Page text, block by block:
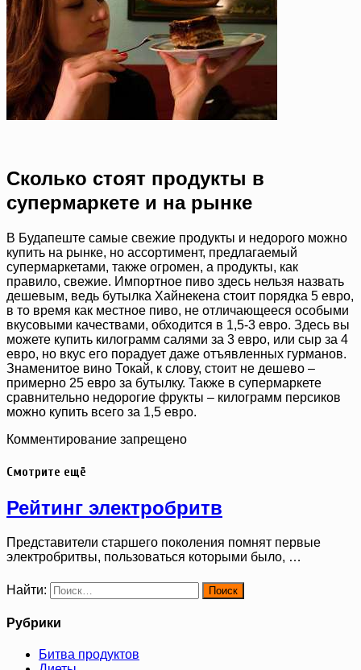
Сколько стоят продукты в
супермаркете и на рынке
В Будапеште самые свежие продукты и недорого можно
купить на рынке, но ассортимент, предлагаемый
супермаркетами, также огромен, а продукты, как
правило, свежие. Импортное пиво здесь нельзя назвать
дешевым, ведь бутылка Хайнекена стоит порядка 5 евро,
в то время как местное пиво, не отличающееся особыми
вкусовыми качествами, обходится в 1,5-3 евро. Здесь вы
можете купить килограмм салями за 3 евро, или сыр за 4
евро, но вкус его порадует даже отъявленных гурманов.
Знаменитое вино Токай, к слову, стоит не дешево –
примерно 25 евро за бутылку. Также в супермаркете
сравнительно недорогие фрукты – килограмм персиков
можно купить всего за 1,5 евро.
Комментирование запрещено
Смотрите ещё
Рейтинг электробритв
Представители старшего поколения помнят первые
электробритвы, пользоваться которыми было, …
Найти:
Рубрики
Битва продуктов